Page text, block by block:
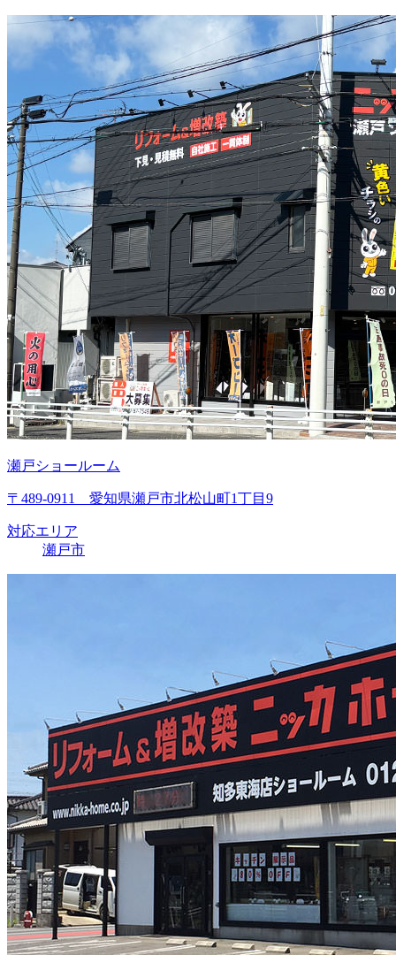
瀬戸ショールーム
〒489-0911 愛知県瀬戸市北松山町1丁目9
対応エリア
瀬戸市